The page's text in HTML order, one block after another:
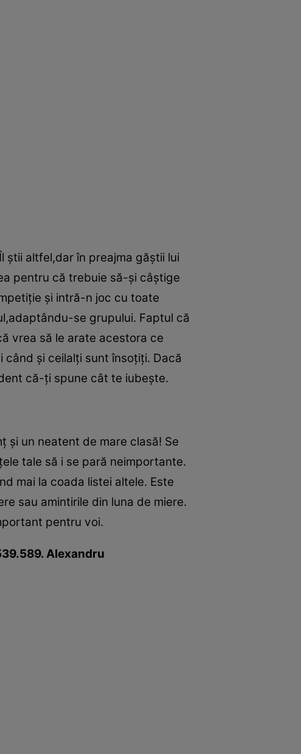
altfel,dar în preajma găştii lui
pentru că trebuie să-şi câştige
şi intră-n joc cu toate
se grupului. Faptul că
vrea să le arate acestora ce
când şi ceilalţi sunt însoţiţi. Dacă
că-ţi spune cât te iubeşte.
şi un neatent de mare clasă! Se
tale să i se pară neimportante.
mai la coada listei altele. Este
sau amintirile din luna de miere.
pentru voi.
Alexandru